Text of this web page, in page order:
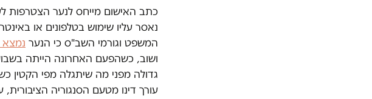
כתב האישום מייחס לנער הצטרפות
נאסר עליו שימוש בטלפונים או
המשפט וגורמי השב"ס כי הנער
ושוב, כשהפעם האחרונה הייתה
גדולה מפני מה שיתגלה מפי הקטין
עורך דינו מטעם הסנגוריה הציבורית,